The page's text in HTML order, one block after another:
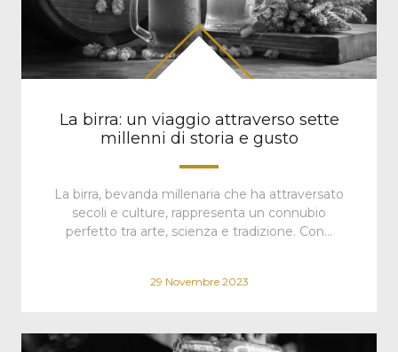
La birra: un viaggio attraverso sette
millenni di storia e gusto
La birra, bevanda millenaria che ha attraversato
secoli e culture, rappresenta un connubio
perfetto tra arte, scienza e tradizione. Con…
29 Novembre 2023